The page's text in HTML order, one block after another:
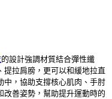
的設計強調材質結合彈性纖
提拉肩膀，更可以和緩地拉直
中，協助支撐核心肌肉、手肘
改善姿勢，幫助提升運動時的